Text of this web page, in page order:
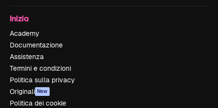
Inizia
Academy
Documentazione
Assistenza
Termini e condizioni
Politica sulla privacy
Originali New
Politica dei cookie